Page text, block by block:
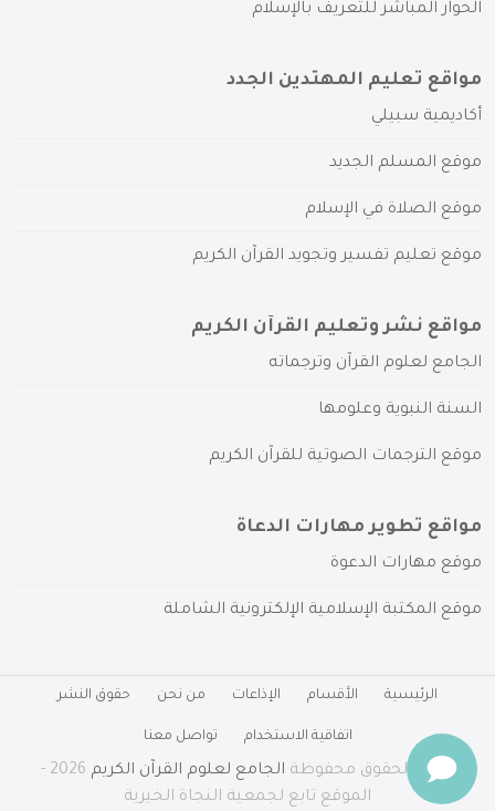
الحوار المباشر للتعريف بالإسلام
مواقع تعليم المهتدين الجدد
أكاديمية سبيلي
موقع المسلم الجديد
موقع الصلاة في الإسلام
موقع تعليم تفسير وتجويد القرآن الكريم
مواقع نشر وتعليم القرآن الكريم
الجامع لعلوم القرآن وترجماته
السنة النبوية وعلومها
موقع الترجمات الصوتية للقرآن الكريم
مواقع تطوير مهارات الدعاة
موقع مهارات الدعوة
موقع المكتبة الإسلامية الإلكترونية الشاملة
الرئيسية الأقسام الإذاعات من نحن حقوق النشر
اتفاقية الاستخدام تواصل معنا
جميع الحقوق محفوظة الجامع لعلوم القرآن الكريم
2026 -
الموقع تابع لجمعية النجاة الخيرية